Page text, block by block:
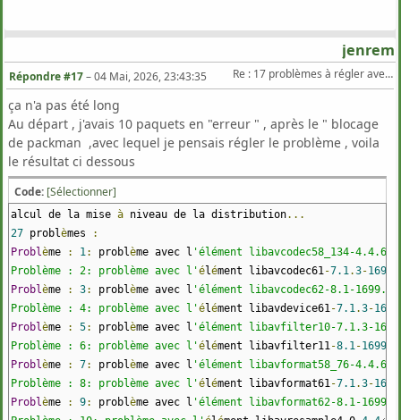
jenrem
Re : 17 problèmes à régler avec Zypper Dup sur TW
Répondre #17–04 Mai, 2026, 23:43:35
ça n'a pas été long
Au départ , j'avais 10 paquets en "erreur " , après le " blocage
de packman ,avec lequel je pensais régler le problème , voila
le résultat ci dessous
Code: [Sélectionner]
alcul de la mise à niveau de la distribution...
27 problèmes
:
Problème : 1 : problème avec l 'élément libavcodec58_134-4.4.6-
Problème : 2: problème avec l'élément libavcodec61 -7.1 .3-
Problème : 3: problème avec l 'élément libavcodec62-8.1-
Problème : 4: problème avec l'élément libavdevice61 -7.1 .3-
Problème : 5: problème avec l 'élément libavfilter10-7.1.3-
Problème : 6: problème avec l'élément libavfilter11 -8.1 -1699.5
Problème : 7: problème avec l 'élément libavformat58_76-4.4.6-
Problème : 8: problème avec l'élément libavformat61 -7.1 .3-
Problème : 9: problème avec l 'élément libavformat62-8.1-